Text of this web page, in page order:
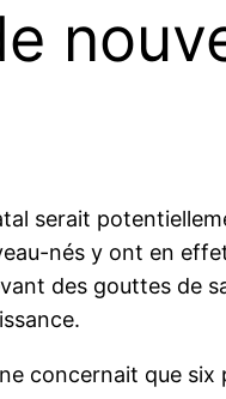
serait
nés y ont en
des gouttes de
concernait que six